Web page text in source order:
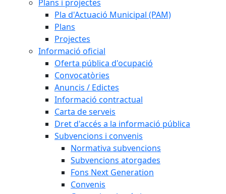
Plans i projectes
Pla d'Actuació Municipal (PAM)
Plans
Projectes
Informació oficial
Oferta pública d'ocupació
Convocatòries
Anuncis / Edictes
Informació contractual
Carta de serveis
Dret d'accés a la informació pública
Subvencions i convenis
Normativa subvencions
Subvencions atorgades
Fons Next Generation
Convenis